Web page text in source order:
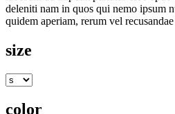
deleniti nam in quos qui nemo ipsum
quidem aperiam, rerum vel recusandae
size
color